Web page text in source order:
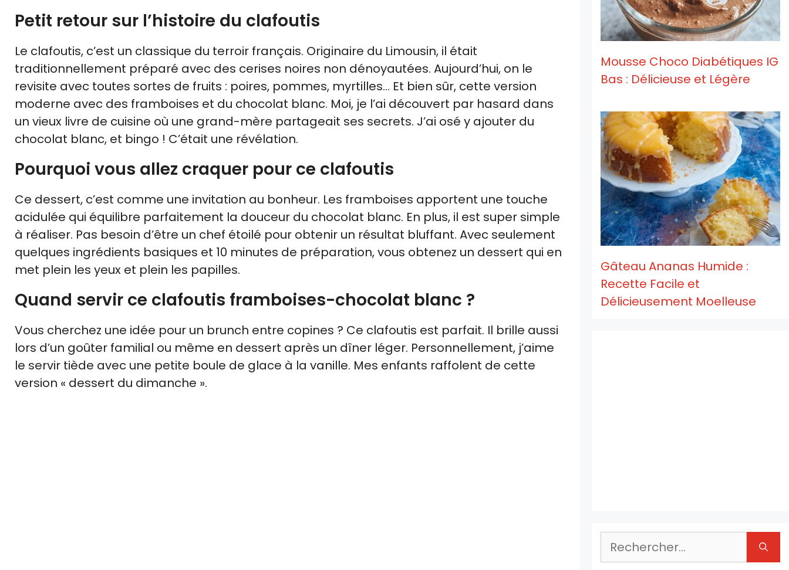
Petit retour sur l’histoire du clafoutis
Le clafoutis, c’est un classique du terroir français. Originaire du Limousin, il était
traditionnellement préparé avec des cerises noires non dénoyautées. Aujourd’hui, on le
revisite avec toutes sortes de fruits : poires, pommes, myrtilles… Et bien sûr, cette version
moderne avec des framboises et du chocolat blanc. Moi, je l’ai découvert par hasard dans
un vieux livre de cuisine où une grand-mère partageait ses secrets. J’ai osé y ajouter du
chocolat blanc, et bingo ! C’était une révélation.
Pourquoi vous allez craquer pour ce clafoutis
Ce dessert, c’est comme une invitation au bonheur. Les framboises apportent une touche
acidulée qui équilibre parfaitement la douceur du chocolat blanc. En plus, il est super simple
à réaliser. Pas besoin d’être un chef étoilé pour obtenir un résultat bluffant. Avec seulement
quelques ingrédients basiques et 10 minutes de préparation, vous obtenez un dessert qui en
met plein les yeux et plein les papilles.
Quand servir ce clafoutis framboises-chocolat blanc ?
Vous cherchez une idée pour un brunch entre copines ? Ce clafoutis est parfait. Il brille aussi
lors d’un goûter familial ou même en dessert après un dîner léger. Personnellement, j’aime
le servir tiède avec une petite boule de glace à la vanille. Mes enfants raffolent de cette
version « dessert du dimanche ».
Mousse Choco Diabétiques IG
Bas : Délicieuse et Légère
Gâteau Ananas Humide :
Recette Facile et
Délicieusement Moelleuse
Rechercher :